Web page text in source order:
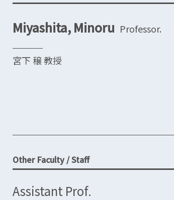
Miyashita, Minoru Professor.
宮下 穣 教授
Other Faculty / Staff
Assistant Prof.